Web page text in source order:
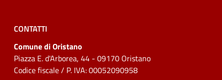
CONTATTI
Comune di Oristano
Piazza E. d'Arborea, 44 - 09170 Oristano
Codice fiscale / P. IVA: 00052090958